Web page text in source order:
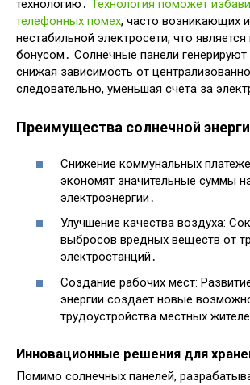
технологию․ Технология поможет
телефонных помех, часто возникающих
нестабильной электросети, что
бонусом․ Солнечные панели генерируют
снижая зависимость от
следовательно, уменьшая счета за
Преимущества солнечной
Снижение коммунальных
экономят значительные суммы
электроэнергии․
Улучшение качества воздуха:
выбросов вредных веществ от
электростанций․
Создание рабочих мест:
энергии создает новые
трудоустройства местных
Инновационные решения для
Помимо солнечных панелей,